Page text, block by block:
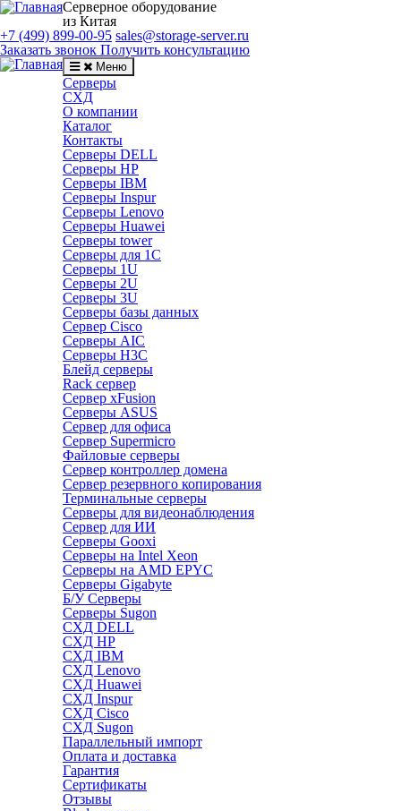
Серверное оборудование
из Китая
+7 (499) 899-00-95 sales@storage-server.ru
Заказать звонок Получить консультацию
Меню
Серверы
СХД
О компании
Каталог
Контакты
Серверы DELL
Серверы HP
Серверы IBM
Серверы Inspur
Серверы Lenovo
Серверы Huawei
Серверы tower
Серверы для 1C
Серверы 1U
Серверы 2U
Серверы 3U
Серверы базы данных
Сервер Cisco
Серверы AIC
Серверы H3C
Блейд серверы
Rack сервер
Сервер xFusion
Серверы ASUS
Сервер для офиса
Сервер Supermicro
Файловые серверы
Сервер контроллер домена
Сервер резервного копирования
Терминальные серверы
Серверы для видеонаблюдения
Сервер для ИИ
Серверы Gooxi
Серверы на Intel Xeon
Серверы на AMD EPYC
Серверы Gigabyte
Б/У Серверы
Серверы Sugon
СХД DELL
СХД HP
СХД IBM
СХД Lenovo
СХД Huawei
СХД Inspur
СХД Cisco
СХД Sugon
Параллельный импорт
Оплата и доставка
Гарантия
Сертификаты
Отзывы